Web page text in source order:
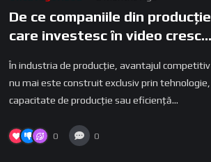
De ce companiile din producție
care investesc în video cresc
În industria de producție, avantajul competitiv
nu mai este construit exclusiv prin tehnologie,
capacitate de producție sau eficiență...
0 0